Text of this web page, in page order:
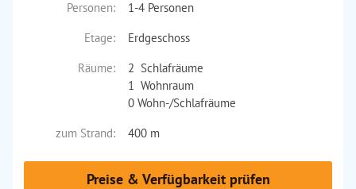
Personen:
1-4 Personen
Etage:
Erdgeschoss
Räume:
2 Schlafräume
1 Wohnraum
0 Wohn-/Schlafräume
zum Strand:
400 m
Preise & Verfügbarkeit prüfen